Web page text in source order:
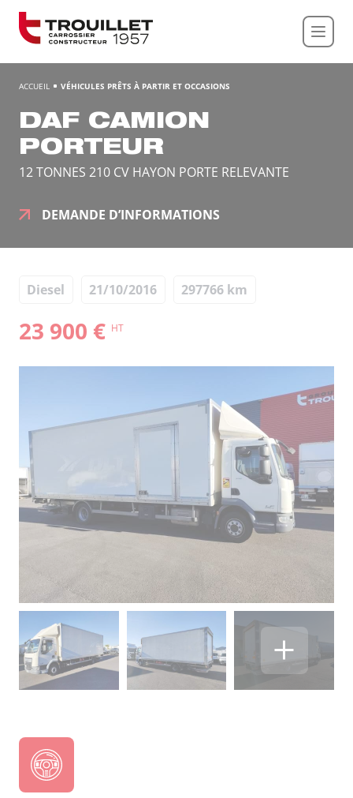
ACCUEIL VÉHICULES PRÊTS À PARTIR ET OCCASIONS
DAF CAMION
PORTEUR
12 TONNES 210 CV HAYON PORTE RELEVANTE
DEMANDE D’INFORMATIONS
Diesel 21/10/2016 297766 km
23 900 € HT
Panneau de gestion des cookies